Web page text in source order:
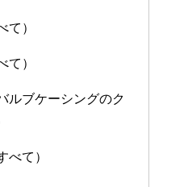
て）
て）
ルブケーシングのク
べて）